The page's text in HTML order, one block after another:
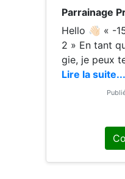
Parrainage
Hello 👋🏻 «
2 » En tant
gie, je peux
éduction de
haines
Lire la suite...